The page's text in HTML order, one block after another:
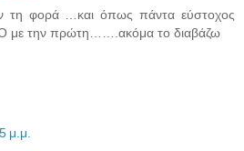
τη φορά …και όπως πάντα εύστοχος
με την πρώτη…….ακόμα το διαβάζω
μ.μ.